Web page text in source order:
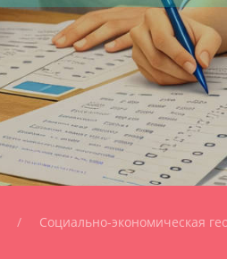
Социально-экономическая